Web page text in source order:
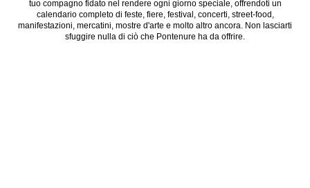
tuo compagno fidato nel rendere ogni giorno speciale, offrendoti un
calendario completo di feste, fiere, festival, concerti, street-food,
manifestazioni, mercatini, mostre d'arte e molto altro ancora. Non lasciarti
sfuggire nulla di ciò che Pontenure ha da offrire.